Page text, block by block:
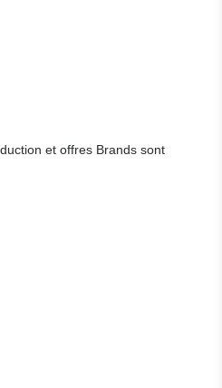
et offres Brands sont